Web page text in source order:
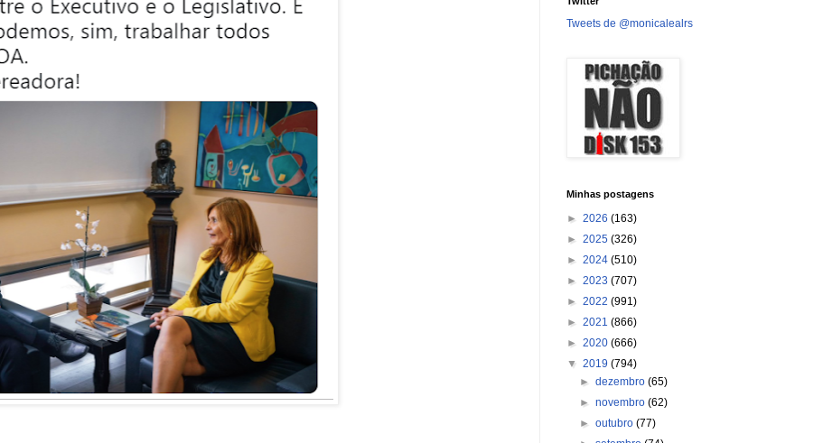
Tweets de @monicalealrs
Minhas postagens
► 2026 (163)
► 2025 (326)
► 2024 (510)
► 2023 (707)
► 2022 (991)
► 2021 (866)
► 2020 (666)
▼ 2019 (794)
►dezembro(65)
►novembro(62)
►outubro(77)